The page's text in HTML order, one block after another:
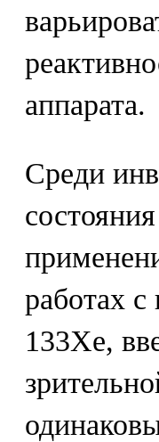
аппарата.
Среди
работах
133Хе,